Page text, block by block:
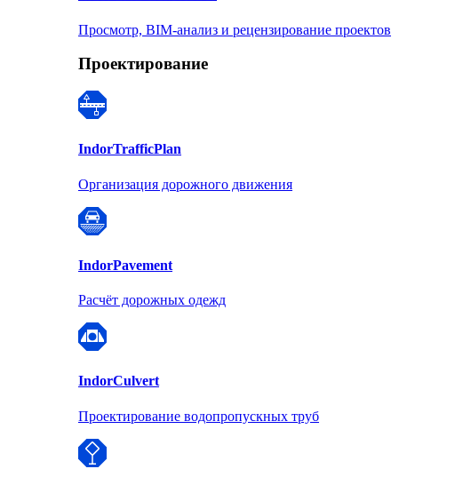
Просмотр, BIM-анализ и рецензирование проектов
Проектирование
IndorTrafficPlan
Организация дорожного движения
IndorPavement
Расчёт дорожных одежд
IndorCulvert
Проектирование водопропускных труб